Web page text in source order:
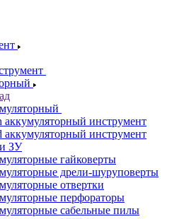
аккумуляторный инструмент
аккумуляторный инструмент
ЗУ
гайковерты
дрели-шуруповерты
отвертки
перфораторы
сабельные пилы